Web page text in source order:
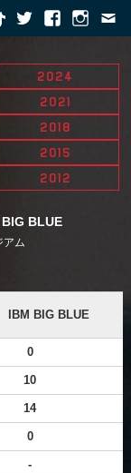
2024
2021
2018
2015
2012
BLUE
アム
IBM BIG BLUE
0
10
14
0
-